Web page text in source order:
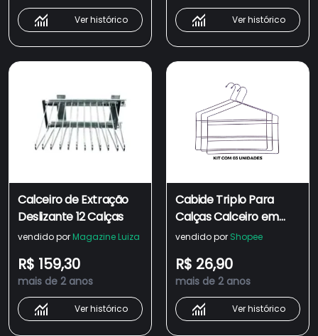
Ver histórico Ver histórico
Calceiro de Extração
Deslizante 12 Calças
vendido por Magazine Luiza
R$ 159,30
mais de 2 anos
Ver histórico
Cabide Triplo Para
Calças Calceiro em
Aço Cromado para
Com 3
vendido por Shopee
R$ 26,90
mais de 2 anos
Ver histórico